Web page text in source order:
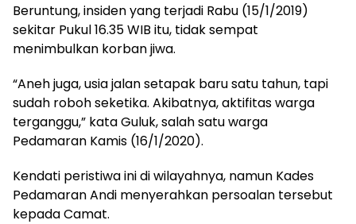
Beruntung, insiden yang terjadi Rabu (15/1/2019)
sekitar Pukul 16.35 WIB itu, tidak sempat
menimbulkan korban jiwa.
“Aneh juga, usia jalan setapak baru satu tahun, tapi
sudah roboh seketika. Akibatnya, aktifitas warga
terganggu,” kata Guluk, salah satu warga
Pedamaran Kamis (16/1/2020).
Kendati peristiwa ini di wilayahnya, namun Kades
Pedamaran Andi menyerahkan persoalan tersebut
kepada Camat.